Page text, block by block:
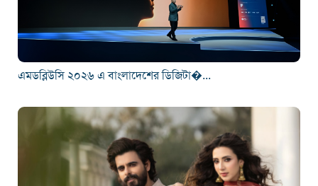
এমডব্লিউসি ২০২৬ এ বাংলাদেশের ডিজিটা�...